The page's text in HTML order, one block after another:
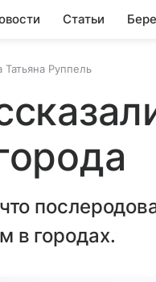
Статьи
Руппель
в городах.